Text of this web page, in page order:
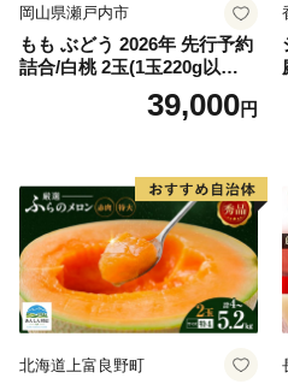
岡山県瀬戸内市
もも ぶどう 2026年 先行予約
詰合/白桃 2玉(1玉220g以
上)・シャインマスカット 晴
39,000円
北海道上富良野町